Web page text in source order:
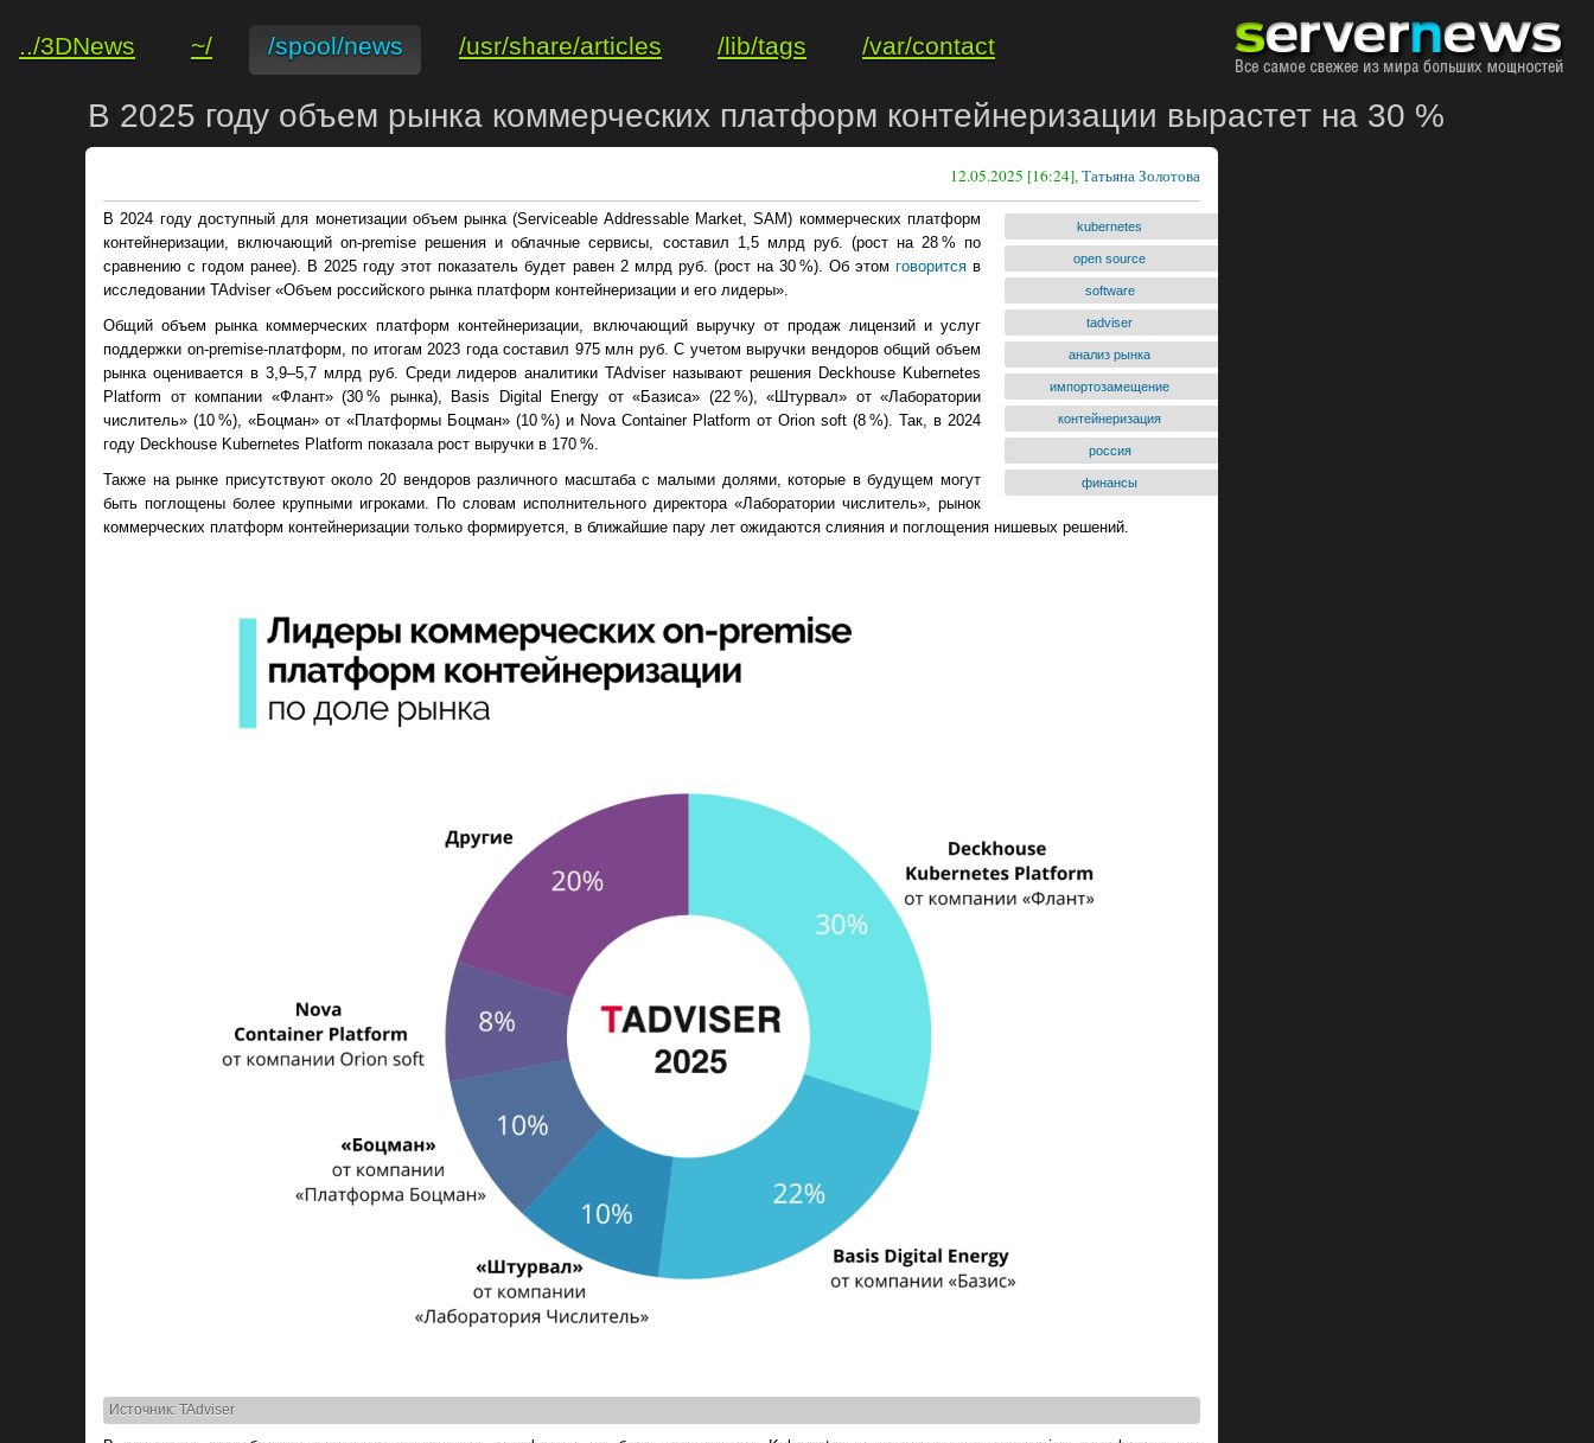
../3DNews ~/ /spool/news /usr/share/articles /lib/tags /var/contact
В 2025 году объем рынка коммерческих платформ контейнеризации вырастет на 30 %
12.05.2025 [16:24],Татьяна Золотова
kubernetes
open source
software
tadviser
анализ рынка
импортозамещение
контейнеризация
россия
финансы
В 2024 году доступный для монетизации объем рынка (Serviceable Addressable Market, SAM) коммерческих платформ
контейнеризации, включающий on-premise решения и облачные сервисы, составил 1,5 млрд руб. (рост на 28 % по
сравнению с годом ранее). В 2025 году этот показатель будет равен 2 млрд руб. (рост на 30 %). Об этом говоритсяв
исследовании TAdviser «Объем российского рынка платформ контейнеризации и его лидеры».
Общий объем рынка коммерческих платформ контейнеризации, включающий выручку от продаж лицензий и услуг
поддержки on-premise-платформ, по итогам 2023 года составил 975 млн руб. С учетом выручки вендоров общий объем
рынка оценивается в 3,9–5,7 млрд руб. Среди лидеров аналитики TAdviser называют решения Deckhouse Kubernеtes
Platform от компании «Флант» (30 % рынка), Basis Digital Energy от «Базиса» (22 %), «Штурвал» от «Лаборатории
числитель» (10 %), «Боцман» от «Платформы Боцман» (10 %) и Nova Container Platform от Orion soft (8 %). Так, в 2024
году Deckhouse Kubernetes Platform показала рост выручки в 170 %.
Также на рынке присутствуют около 20 вендоров различного масштаба с малыми долями, которые в будущем могут
быть поглощены более крупными игроками. По словам исполнительного директора «Лаборатории числитель», рынок
коммерческих платформ контейнеризации только формируется, в ближайшие пару лет ожидаются слияния и поглощения нишевых решений.
Источник: TAdviser